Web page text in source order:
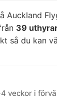
Auckland
39
så du kan
veckor i